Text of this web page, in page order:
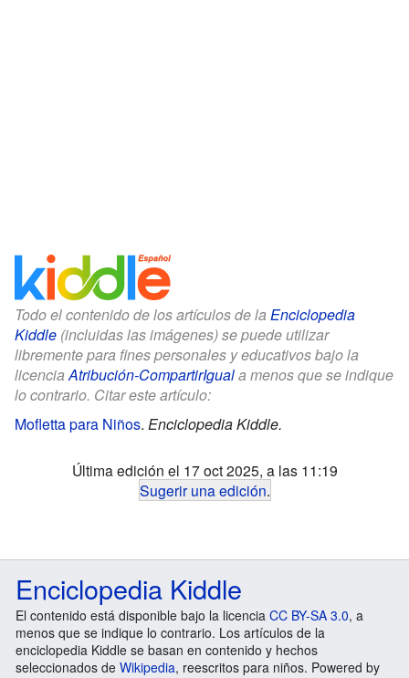
Todo el contenido de los artículos de la Enciclopedia
Kiddle (incluidas las imágenes) se puede utilizar
libremente para fines personales y educativos bajo la
licenciaAtribución-CompartirIguala menos que se indique
lo contrario. Citar este artículo:
Mofletta para Niños. Enciclopedia Kiddle.
Última edición el 17 oct 2025, a las 11:19
Sugerir una edición.
Enciclopedia Kiddle
El contenido está disponible bajo la licencia CC BY-SA 3.0, a
menos que se indique lo contrario. Los artículos de la
enciclopedia Kiddle se basan en contenido y hechos
seleccionados de Wikipedia, reescritos para niños. Powered by